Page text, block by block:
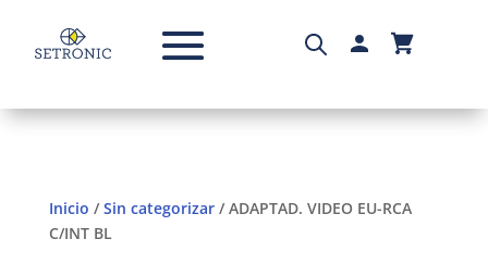
Inicio /Sin categorizar/ ADAPTAD. VIDEO EU-RCA
C/INT BL